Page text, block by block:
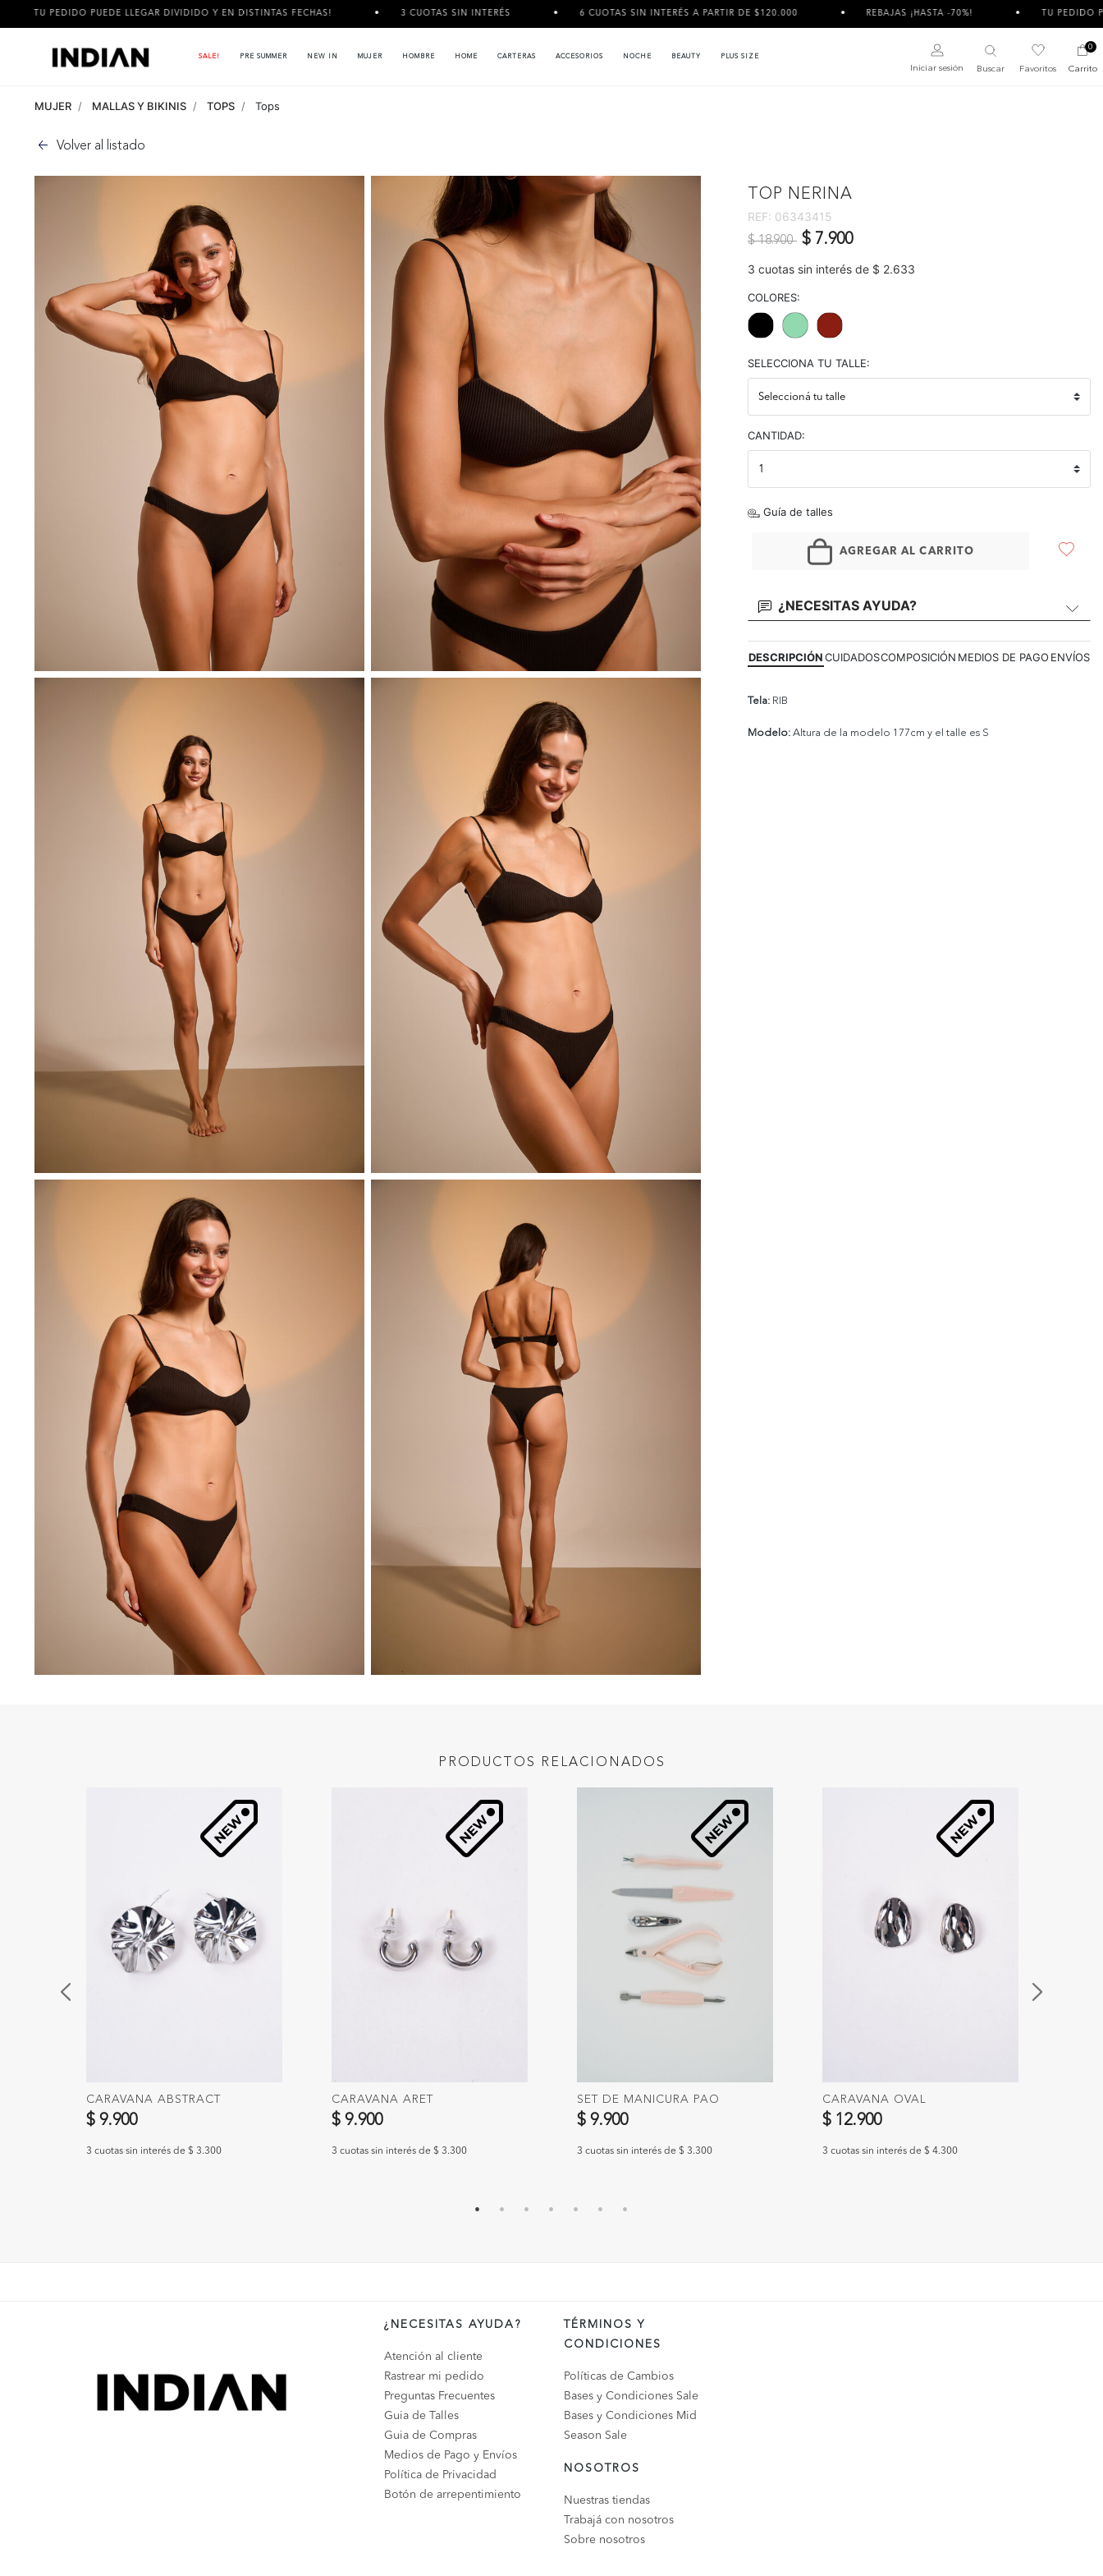
PUEDE LLEGAR DIVIDIDO Y EN DISTINTAS FECHAS! 3 CUOTAS SIN INTERÉS 6 CUOTAS SIN INTERÉS A PARTIR DE $120.000 REBAJAS ¡HASTA -70%! TU PEDIDO PUEDE LLEGAR
SALE! PRE SUMMER NEW IN MUJER HOMBRE HOME CARTERAS ACCESORIOS NOCHE BEAUTY PLUS SIZE
Iniciar sesión Buscar Favoritos
0
Carrito
MUJER MALLAS Y BIKINIS TOPS Tops
Volver al listado
TOP NERINA
REF: 06343415
Precio reducido de
$ 18.900 a$ 7.900
3 cuotas sin interés de $ 2.633
COLORES:
SELECCIONA TU TALLE:
CANTIDAD:
Guía de talles
AGREGAR AL CARRITO
¿NECESITAS AYUDA?
DESCRIPCIÓNCUIDADOSCOMPOSICIÓN MEDIOS DE PAGO ENVÍOS
Tela: RIB
Modelo: Altura de la modelo 177cm y el talle es S
PRODUCTOS RELACIONADOS
CARAVANA ABSTRACT
$ 9.900
3 cuotas sin interés de $ 3.300
CARAVANA ARET
$ 9.900
3 cuotas sin interés de $ 3.300
SET DE MANICURA PAO
$ 9.900
3 cuotas sin interés de $ 3.300
CARAVANA OVAL
$ 12.900
3 cuotas sin interés de $ 4.300
¿NECESITAS AYUDA?
Atención al cliente
Rastrear mi pedido
Preguntas Frecuentes
Guia de Talles
Guia de Compras
Medios de Pago y Envíos
Política de Privacidad
Botón de arrepentimiento
TÉRMINOS Y
CONDICIONES
Políticas de Cambios
Bases y Condiciones Sale
Bases y Condiciones Mid
Season Sale
NOSOTROS
Nuestras tiendas
Trabajá con nosotros
Sobre nosotros